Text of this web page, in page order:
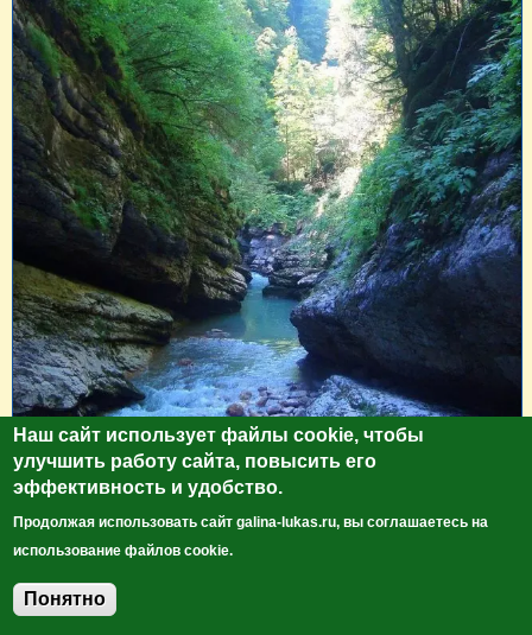
Наш сайт использует файлы cookie, чтобы
улучшить работу сайта, повысить его
эффективность и удобство.
Продолжая использовать сайт galina-lukas.ru, вы соглашаетесь на
использование файлов cookie.
Понятно